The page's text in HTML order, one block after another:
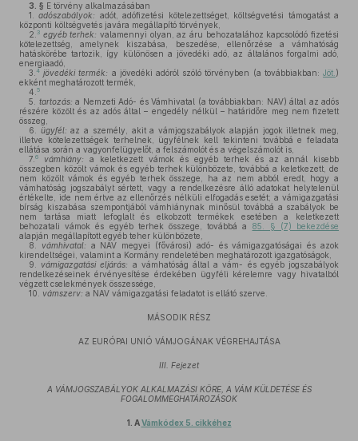
3. § E törvény alkalmazásában
1.
adószabályok: adót, adófizetési kötelezettséget, költségvetési támogatást a
központi költségvetés javára megállapító törvények,
2. 3 egyéb terhek: valamennyi olyan, az áru behozatalához kapcsolódó fizetési
kötelezettség, amelynek kiszabása, beszedése, ellenőrzése a vámhatóság
hatáskörébe tartozik, így különösen a jövedéki adó, az általános forgalmi adó,
energiaadó,
3. 4 jövedéki termék: a jövedéki adóról szóló törvényben (a továbbiakban:Jöt. )
ekként meghatározott termék,
4. 5
5. tartozás: a Nemzeti Adó- és Vámhivatal (a továbbiakban: NAV) által az adós
részére közölt és az adós által – engedély nélkül – határidőre meg nem fizetett
összeg,
6.
ügyfél: az a személy, akit a vámjogszabályok alapján jogok illetnek meg,
illetve kötelezettségek terhelnek, ügyfélnek kell tekinteni továbbá e feladata
ellátása során a vagyonfelügyelőt, a felszámolót és a végelszámolót is,
7. 6 vámhiány: a keletkezett vámok és egyéb terhek és az annál kisebb
összegben közölt vámok és egyéb terhek különbözete, továbbá a keletkezett, de
nem közölt vámok és egyéb terhek összege, ha az nem abból eredt, hogy a
vámhatóság jogszabályt sértett, vagy a rendelkezésre álló adatokat helytelenül
értékelte, ide nem értve az ellenőrzés nélküli elfogadás esetét; a vámigazgatási
bírság kiszabása szempontjából vámhiánynak minősül továbbá a szabályok be
nem tartása miatt lefoglalt és elkobzott termékek esetében a keletkezett
behozatali vámok és egyéb terhek összege, továbbá a 85. § (7) bekezdése
alapján megállapított egyéb teher különbözete,
8.
vámhivatal: a NAV megyei (fővárosi) adó- és vámigazgatóságai és azok
kirendeltségei, valamint a Kormány rendeletében meghatározott igazgatóságok,
9.
vámigazgatási eljárás: a vámhatóság által a vám- és egyéb jogszabályok
rendelkezéseinek érvényesítése érdekében ügyféli kérelemre vagy hivatalból
végzett cselekmények összessége,
10.
vámszerv: a NAV vámigazgatási feladatot is ellátó szerve.
MÁSODIK RÉSZ
AZ EURÓPAI UNIÓ VÁMJOGÁNAK VÉGREHAJTÁSA
III. Fejezet
A VÁMJOGSZABÁLYOK ALKALMAZÁSI KÖRE, A VÁM KÜLDETÉSE ÉS
FOGALOMMEGHATÁROZÁSOK
1. AVámkódex 5. cikkéhez